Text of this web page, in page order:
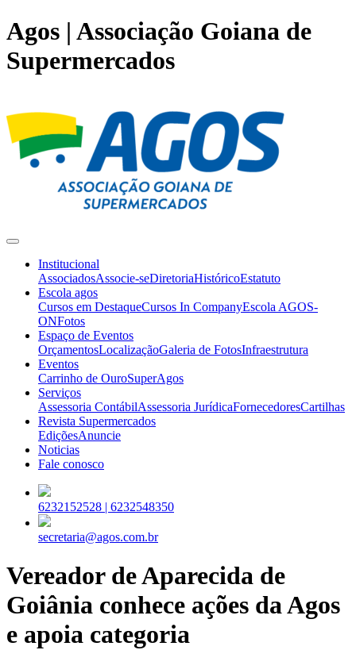
Agos | Associação Goiana de
Supermercados
Institucional
AssociadosAssocie-seDiretoriaHistóricoEstatuto
Escola agos
Cursos em DestaqueCursos In CompanyEscola AGOS-
ONFotos
Espaço de Eventos
OrçamentosLocalizaçãoGaleria de FotosInfraestrutura
Eventos
Carrinho de OuroSuperAgos
Serviços
Assessoria ContábilAssessoria JurídicaFornecedoresCartilhas
Revista Supermercados
EdiçõesAnuncie
Noticias
Fale conosco
6232152528 | 6232548350
secretaria@agos.com.br
Vereador de Aparecida de
Goiânia conhece ações da Agos
e apoia categoria